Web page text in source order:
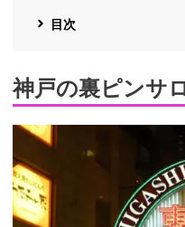
目次
神戸の裏ピンサ